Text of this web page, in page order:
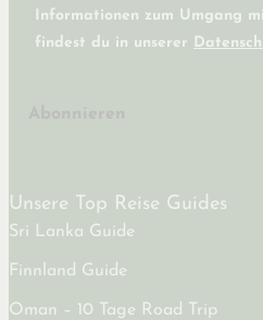
Informationen zum Umgang
findest du in unserer
Unsere Top Reise Guides
Sri Lanka Guide
Finnland Guide
Oman – 10 Tage Road Trip